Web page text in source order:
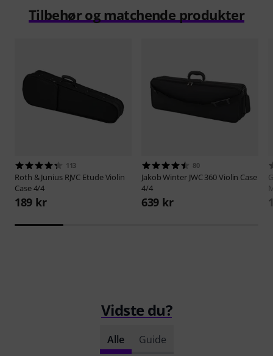
Tilbehør og matchende produkter
113
Roth & Junius RJVC Etude Violin
Case 4/4
189 kr
80
Jakob Winter JWC 360 Violin Case
4/4
639 kr
Vidste du?
Alle Guide